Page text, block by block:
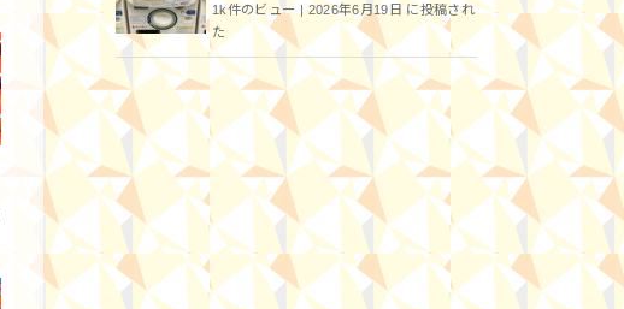
1k件のビュー |2026年6月19日 に投稿され
た